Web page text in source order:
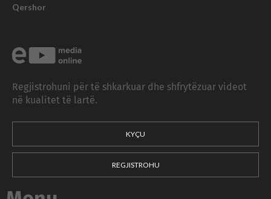
Qershor
Regjistrohuni për të shkarkuar dhe shfrytëzuar videot
në kualitet të lartë.
KYÇU
REGJISTROHU